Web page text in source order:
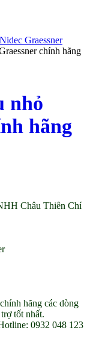
Graessner
chính hãng
nhỏ
hãng
Châu Thiên Chí
hãng các dòng
tốt nhất.
0932 048 123